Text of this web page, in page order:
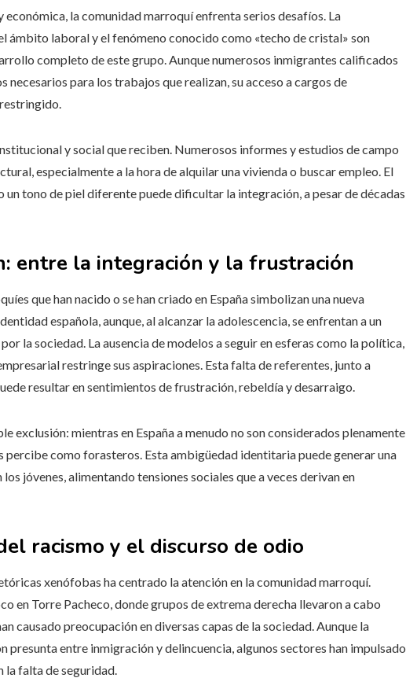
la comunidad marroquí enfrenta serios desafíos. La
ámbito laboral y el fenómeno conocido como «techo de cristal» son
completo de este grupo. Aunque numerosos inmigrantes calificados
necesarios para los trabajos que realizan, su acceso a cargos de
y social que reciben. Numerosos informes y estudios de campo
especialmente a la hora de alquilar una vivienda o buscar empleo. El
un tono de piel diferente puede dificultar la integración, a pesar de décadas
entre la integración y la frustración
que han nacido o se han criado en España simbolizan una nueva
española, aunque, al alcanzar la adolescencia, se enfrentan a un
la sociedad. La ausencia de modelos a seguir en esferas como la política,
restringe sus aspiraciones. Esta falta de referentes, junto a
resultar en sentimientos de frustración, rebeldía y desarraigo.
exclusión: mientras en España a menudo no son considerados plenamente
percibe como forasteros. Esta ambigüedad identitaria puede generar una
jóvenes, alimentando tensiones sociales que a veces derivan en
racismo y el discurso de odio
xenófobas ha centrado la atención en la comunidad marroquí.
en Torre Pacheco, donde grupos de extrema derecha llevaron a cabo
causado preocupación en diversas capas de la sociedad. Aunque la
entre inmigración y delincuencia, algunos sectores han impulsado
la falta de seguridad.